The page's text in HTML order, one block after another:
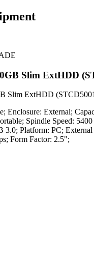
Slim ExtHDD
Slim ExtHDD
Enclosure: External;
Spindle Speed:
3.0; Platform: PC; External
Form Factor: 2.5";